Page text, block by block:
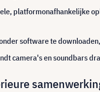
platformonafhankelijke
software te
camera's en soundbars